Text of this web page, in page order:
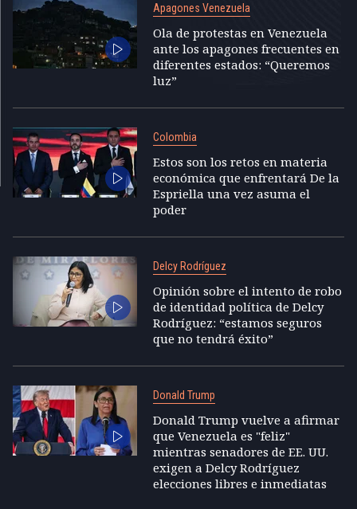
Apagones Venezuela
Ola de protestas en Venezuela
ante los apagones frecuentes en
diferentes estados: “Queremos
luz”
Colombia
Estos son los retos en materia
económica que enfrentará De la
Espriella una vez asuma el
poder
Delcy Rodríguez
Opinión sobre el intento de robo
de identidad política de Delcy
Rodríguez: “estamos seguros
que no tendrá éxito”
Donald Trump
Donald Trump vuelve a afirmar
que Venezuela es "feliz"
mientras senadores de EE. UU.
exigen a Delcy Rodríguez
elecciones libres e inmediatas